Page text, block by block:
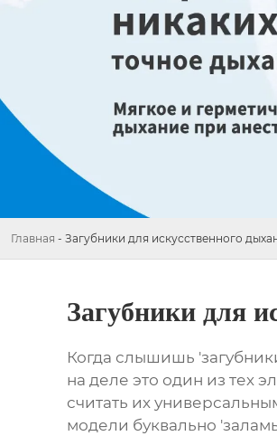
Главная - Загубники для искусственного
Загубники для
Когда слышишь
на деле это один из тех
считать их
модели буквально